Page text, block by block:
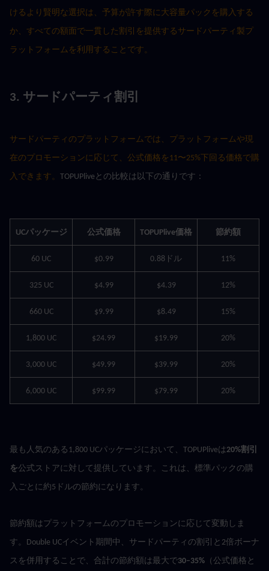
けるより賢明な選択は、予算が許す際に大容量パックを購入する
か、すべての額面で一貫した割引を提供するサードパーティ製プ
ラットフォームを利用することです。
3. サードパーティ割引
サードパーティのプラットフォームでは、プラットフォームや現
在のプロモーションに応じて、公式価格を11〜25%下回る価格で購
入できます。 TOPUPliveとの比較は以下の通りです：
UCパッケージ 公式価格 TOPUPlive価格 節約額
60 UC $0.99 0.88ドル 11%
325 UC $4.99 $4.39 12%
660 UC $9.99 $8.49 15%
1,800 UC $24.99 $19.99 20%
3,000 UC $49.99 $39.99 20%
6,000 UC $99.99 $79.99 20%
最も人気のある1,800 UCパッケージにおいて、TOPUPliveは20%割引
を公式ストアに対して提供しています。これは、標準パックの購
入ごとに約5ドルの節約になります。
節約額はプラットフォームのプロモーションに応じて変動しま
す。Double UCイベント期間中、サードパーティの割引と2倍ボーナ
スを併用することで、合計の節約額は最大で30–35% （公式価格と